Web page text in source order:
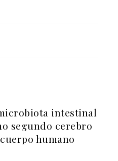
intestinal
segundo cerebro
humano